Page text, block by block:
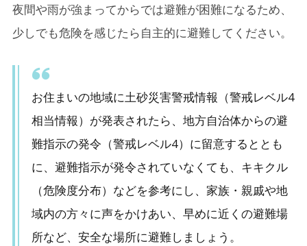
夜間や雨が強まってからでは避難が困難になるため、
少しでも危険を感じたら自主的に避難してください。
お住まいの地域に土砂災害警戒情報（警戒レベル4
相当情報）が発表されたら、地方自治体からの避
難指示の発令（警戒レベル4）に留意するととも
に、避難指示が発令されていなくても、キキクル
（危険度分布）などを参考にし、家族・親戚や地
域内の方々に声をかけあい、早めに近くの避難場
所など、安全な場所に避難しましょう。